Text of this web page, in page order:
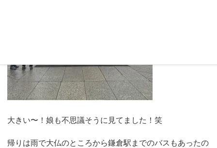
大きい〜！娘も不思議そうに見てました！笑
帰りは雨で大仏のところから鎌倉駅までのバスもあったの